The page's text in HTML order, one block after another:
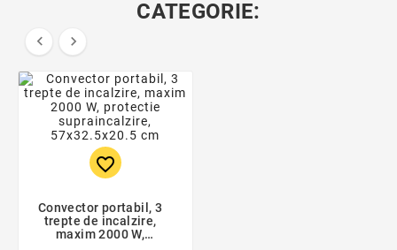
CATEGORIE:
 
favorite_border
Convector portabil, 3
trepte de incalzire,
maxim 2000 W,